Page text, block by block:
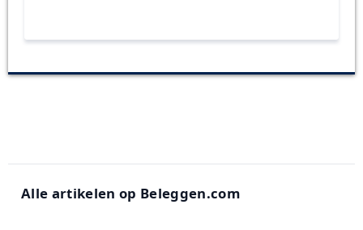
Alle artikelen op Beleggen.com